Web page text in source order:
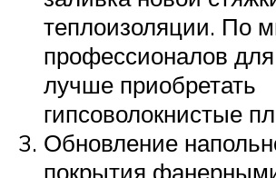
теплоизоляции. По
профессионалов
лучше приобретать
гипсоволокнистые
Обновление
покрытия